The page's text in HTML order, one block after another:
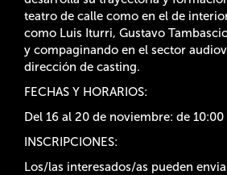
teatro de calle como en el de
como Luis Iturri, Gustavo
y compaginando en el sector
dirección de casting.
FECHAS Y HORARIOS:
Del 16 al 20 de noviembre: de 10:00
INSCRIPCIONES:
Los/las interesados/as pueden